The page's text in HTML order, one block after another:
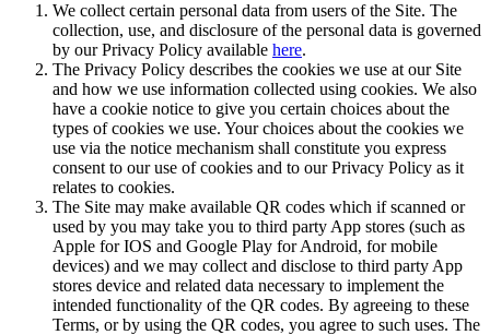
We collect certain personal data from users of the Site. The
collection, use, and disclosure of the personal data is governed
by our Privacy Policy available here.
The Privacy Policy describes the cookies we use at our Site
and how we use information collected using cookies. We also
have a cookie notice to give you certain choices about the
types of cookies we use. Your choices about the cookies we
use via the notice mechanism shall constitute you express
consent to our use of cookies and to our Privacy Policy as it
relates to cookies.
The Site may make available QR codes which if scanned or
used by you may take you to third party App stores (such as
Apple for IOS and Google Play for Android, for mobile
devices) and we may collect and disclose to third party App
stores device and related data necessary to implement the
intended functionality of the QR codes. By agreeing to these
Terms, or by using the QR codes, you agree to such uses. The